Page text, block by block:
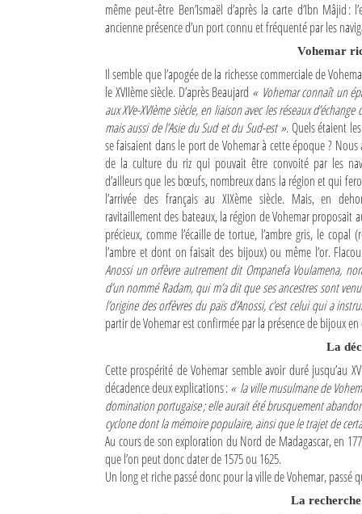
Connexion
Identifiant oublié ?
Mot de passe oublié ?
même peut-être Ben’Ismaël d’après la carte d’Ibn Mâjid :
ancienne présence d’un port connu et fréquenté par les
Vohemar
Il semble que l’apogée de la richesse commerciale de
le XVIIème siècle. D’après Beaujard « Vohemar connaît un
aux XVe-XVIème siècle, en liaison avec les réseaux
mais aussi de l’Asie du Sud et du Sud-est ». Quels étaient
se faisaient dans le port de Vohemar à cette époque ?
de la culture du riz qui pouvait être convoité par les
d’ailleurs que les bœufs, nombreux dans la région et qui
l’arrivée des français au XIXème siècle. Mais, en
ravitaillement des bateaux, la région de Vohemar proposait
précieux, comme l’écaille de tortue, l’ambre gris, le copal
l’ambre et dont on faisait des bijoux) ou même l’or.
Anossi un orfèvre autrement dit Ompanefa Voulamena,
d’un nommé Radam, qui m’a dit que ses ancestres sont
l’origine des orfèvres du païs d’Anossi, c’est celui qui a
partir de Vohemar est confirmée par la présence de bijoux
La
Cette prospérité de Vohemar semble avoir duré jusqu’au
décadence deux explications :« la ville musulmane de
domination portugaise ; elle aurait été brusquement
cyclone dont la mémoire populaire, ainsi que le trajet de
Au cours de son exploration du Nord de Madagascar, en
que l’on peut donc dater de 1575 ou 1625.
Un long et riche passé donc pour la ville de Vohemar,
La